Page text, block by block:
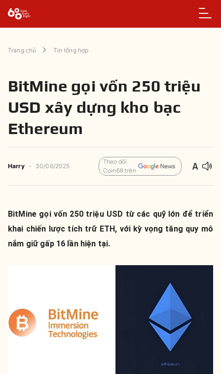
Trang chủ Tin tổng hợp
BitMine gọi vốn 250 triệu
USD xây dựng kho bạc
Ethereum
Harry - 30/06/2025
Theo dõi
Coin68 trên
BitMine gọi vốn 250 triệu USD từ các quỹ lớn để triển
khai chiến lược tích trữ ETH, với kỳ vọng tăng quy mô
nắm giữ gấp 16 lần hiện tại.